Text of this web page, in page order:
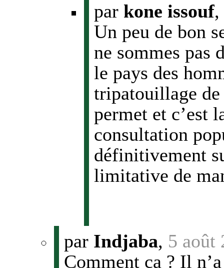
par kone issouf,
Un peu de bon
ne sommes pas
le pays des
tripatouillage
permet et c’est
consultation
définitivement
limitative de
par Indjaba, 5 août
Comment ça ? Il